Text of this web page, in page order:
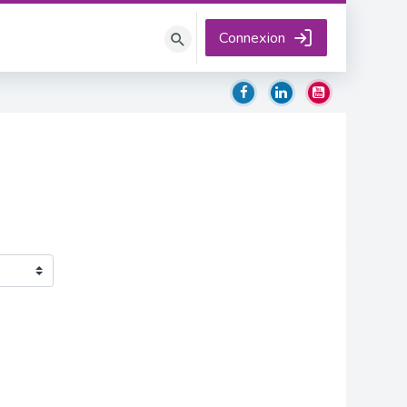
Rechercher
des
Connexion